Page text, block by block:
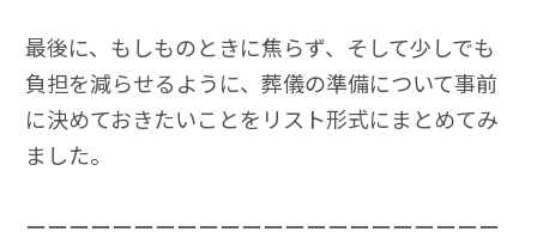
最後に、もしものときに焦らず、そして少しでも
負担を減らせるように、葬儀の準備について事前
に決めておきたいことをリスト形式にまとめてみ
ました。
ーーーーーーーーーーーーーーーーーーーーーー